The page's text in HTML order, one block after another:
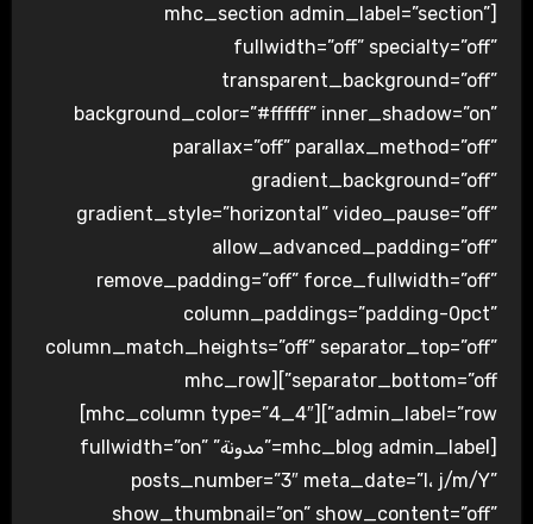
[mhc_section admin_label=”section”
fullwidth=”off” specialty=”off”
transparent_background=”off”
background_color=”#ffffff” inner_shadow=”on”
parallax=”off” parallax_method=”off”
gradient_background=”off”
gradient_style=”horizontal” video_pause=”off”
allow_advanced_padding=”off”
remove_padding=”off” force_fullwidth=”off”
column_paddings=”padding-0pct”
column_match_heights=”off” separator_top=”off”
separator_bottom=”off”][mhc_row
admin_label=”row”][mhc_column type=”4_4″]
[mhc_blog admin_label=”مدونة” fullwidth=”on”
posts_number=”3″ meta_date=”l، j/m/Y”
show_thumbnail=”on” show_content=”off”